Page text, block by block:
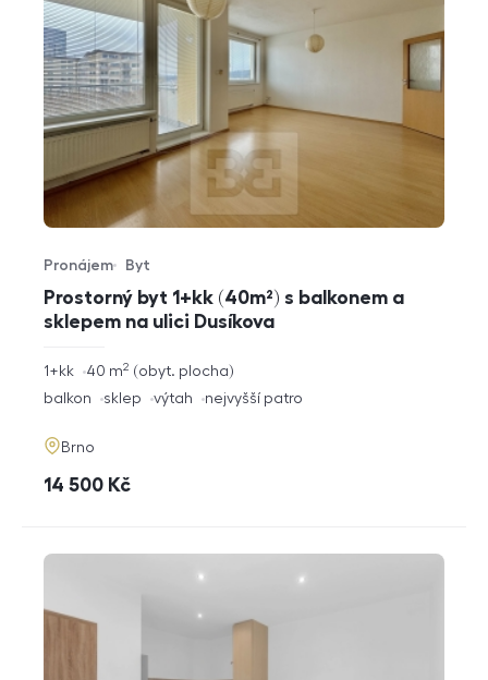
Prostorný byt 1+kk (40m²) s balkonem a
sklepem na ulici Dusíkova
Typ nabídky
Pronájem
Typ nemovitosti
Byt
rozměry
1+kk obyt. plocha
40 m2
funkce
balkon sklep výtah nejvyšší patro
adresa
Brno
cena
14 500 Kč